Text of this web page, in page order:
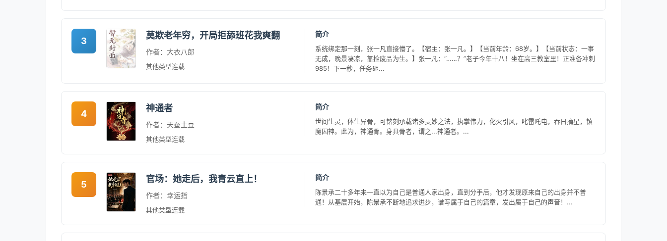
3
莫欺老年穷，开局拒舔班花我爽翻
作者：大衣八郎
其他类型连载
简介
系统绑定那一刻，张一凡直接懵了。【宿主：张一凡。】【当前年龄：68岁。】【当前状态：一事
无成，晚景凄凉，靠捡废品为生。】张一凡：“……？”老子今年十八！坐在高三教室里！正准备冲刺
985！下一秒，任务砸...
4
神通者
作者：天蚕土豆
其他类型连载
简介
世间生灵，体生异骨，可铭刻承载诸多灵妙之法，执掌伟力，化火引风，叱雷吒电，吞日摘星，镇
魔囚神。此为，神通骨。身具骨者，谓之...神通者。...
5
官场：她走后，我青云直上！
作者：幸运指
其他类型连载
简介
陈景承二十多年来一直以为自己是普通人家出身，直到分手后，他才发现原来自己的出身并不普
通！从基层开始，陈景承不断地追求进步，谱写属于自己的篇章，发出属于自己的声音！...